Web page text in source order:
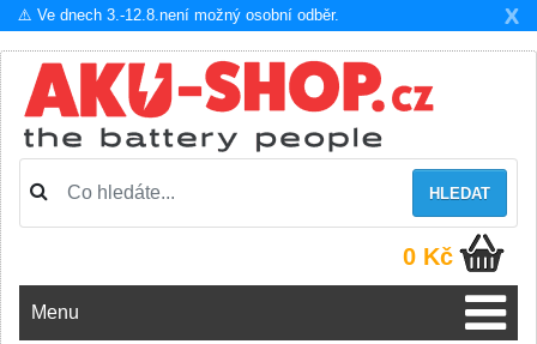
X
⚠️ Ve dnech 3.-12.8.není možný osobní odběr.
HLEDAT
0 Kč
Menu